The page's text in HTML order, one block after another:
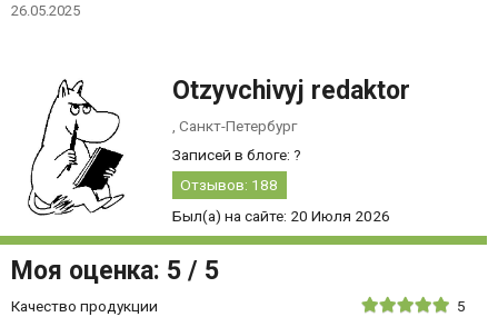
рубрики
26.05.2025
Otzyvchivyj redaktor
, Санкт-Петербург
Записей в блоге: ?
Отзывов: 188
Был(а) на сайте: 20 Июля 2026
Моя оценка: 5 / 5
Качество продукции
Моя
5